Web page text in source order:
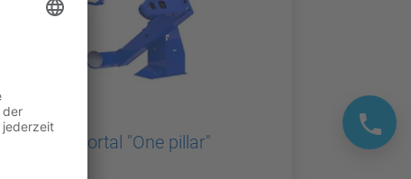
PORTALE
Spezialportal "One pillar"